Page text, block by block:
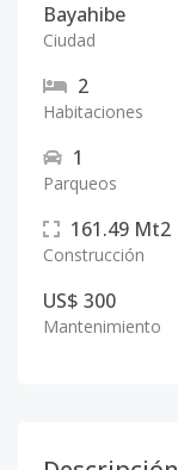
Bayahibe
Ciudad
2
Habitaciones
1
Parqueos
161.49 Mt2
Construcción
US$ 300
Mantenimiento